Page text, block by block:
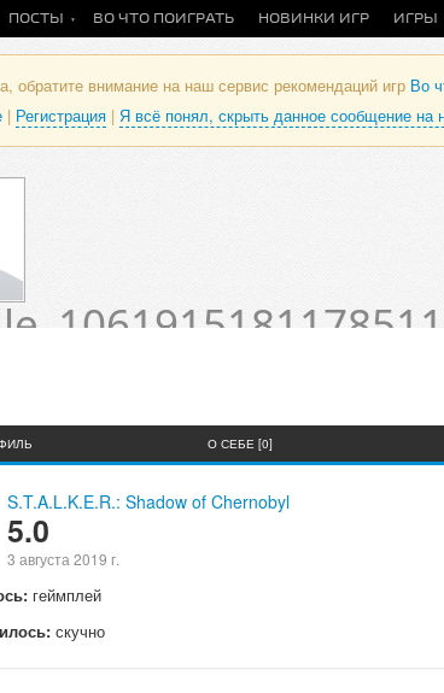
ПОСТЫ ВО ЧТО ПОИГРАТЬ НОВИНКИ ИГР ИГРЫ
обратите внимание на наш сервис рекомендаций игр Во
| Регистрация | Я всё понял, скрыть данное сообщение на
О СЕБЕ [0]
S.T.A.L.K.E.R.: Shadow of Chernobyl
5.0
3 августа 2019 г.
геймплей
скучно